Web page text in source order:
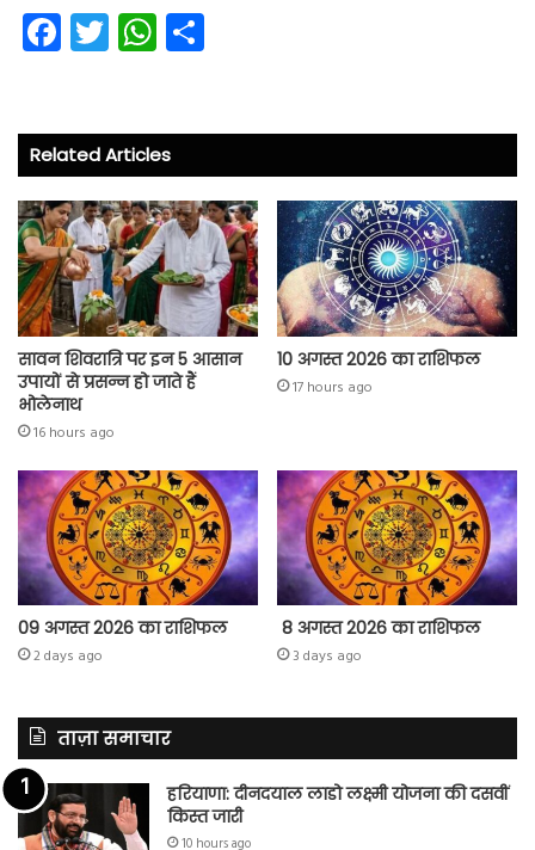
Fa
ce
o
ok
T
wi
er
W
ha
A
p
p
Related Articles
सावन शिवरात्रि पर इन 5 आसान
उपायों से प्रसन्न हो जाते हैं
भोलेनाथ
16 hours ago
10 अगस्त 2026 का राशिफल
17 hours ago
09 अगस्त 2026 का राशिफल
2 days ago
8 अगस्त 2026 का राशिफल
3 days ago
ताज़ा समाचार
हरियाणा: दीनदयाल लाडो लक्ष्मी योजना की दसवीं
किस्त जारी
10 hours ago